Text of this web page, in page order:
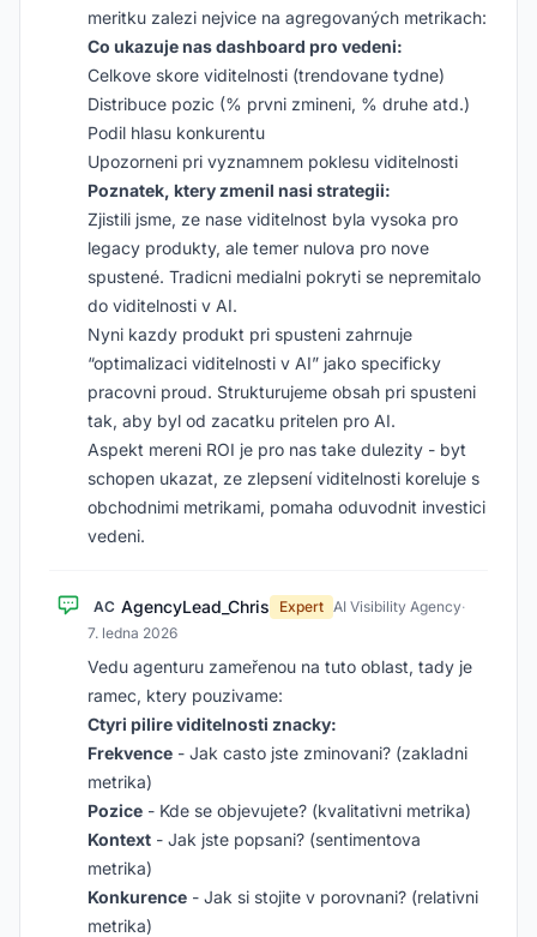
meritku zalezi nejvice na agregovaných metrikach:
Co ukazuje nas dashboard pro vedeni:
Celkove skore viditelnosti (trendovane tydne)
Distribuce pozic (% prvni zmineni, % druhe atd.)
Podil hlasu konkurentu
Upozorneni pri vyznamnem poklesu viditelnosti
Poznatek, ktery zmenil nasi strategii:
Zjistili jsme, ze nase viditelnost byla vysoka pro
legacy produkty, ale temer nulova pro nove
spustené. Tradicni medialni pokryti se nepremitalo
do viditelnosti v AI.
Nyni kazdy produkt pri spusteni zahrnuje
“optimalizaci viditelnosti v AI” jako specificky
pracovni proud. Strukturujeme obsah pri spusteni
tak, aby byl od zacatku pritelen pro AI.
Aspekt mereni ROI je pro nas take dulezity - byt
schopen ukazat, ze zlepsení viditelnosti koreluje s
obchodnimi metrikami, pomaha oduvodnit investici
vedeni.
AC AgencyLead_Chris Expert AI Visibility Agency·
7. ledna 2026
Vedu agenturu zameřenou na tuto oblast, tady je
ramec, ktery pouzivame:
Ctyri pilire viditelnosti znacky:
Frekvence - Jak casto jste zminovani? (zakladni
metrika)
Pozice - Kde se objevujete? (kvalitativni metrika)
Kontext - Jak jste popsani? (sentimentova
metrika)
Konkurence - Jak si stojite v porovnani? (relativni
metrika)